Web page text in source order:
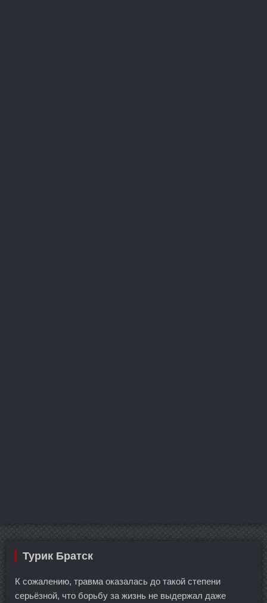
Турик Братск
К сожалению, травма оказалась до такой степени
серьёзной, что борьбу за жизнь не выдержал даже